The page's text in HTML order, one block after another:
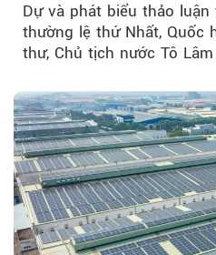
Dự và phát biểu thảo
thường lệ thứ Nhất, Quốc
thư, Chủ tịch nước Tô